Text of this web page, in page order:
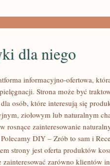
dla niego
informacyjno-ofertowa,
Strona może być
osób, które interesują się
ziołowym lub naturalnym
rosnące zainteresowanie
DIY – Zrób to sam i
strony jest oferta produktów
zainteresować zarówno klientów